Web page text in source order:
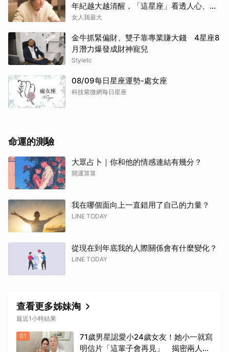
年紀越大越清醒，「這星座」看透人心、不
再討好任何人
女人我最大
金牛抓緊偏財、雙子靠專業賺大錢 4星座8
月潛力爆發成財神寵兒
Styletc
08/09每日星座運勢-處女座
科技紫微網每日星座
命運的測驗
大眾占卜｜你和他的情感連結有幾分？
開運算算
我在哪個面向上一直錯用了自己的力量？
LINE TODAY
從現在到年底我的人際關係會有什麼變化？
LINE TODAY
查看更多姊妹淘
最近1小時結果
01
71歲男星認愛小24歲女友！她小一就寫
明信片「這輩子會再見」 揭密兩人七